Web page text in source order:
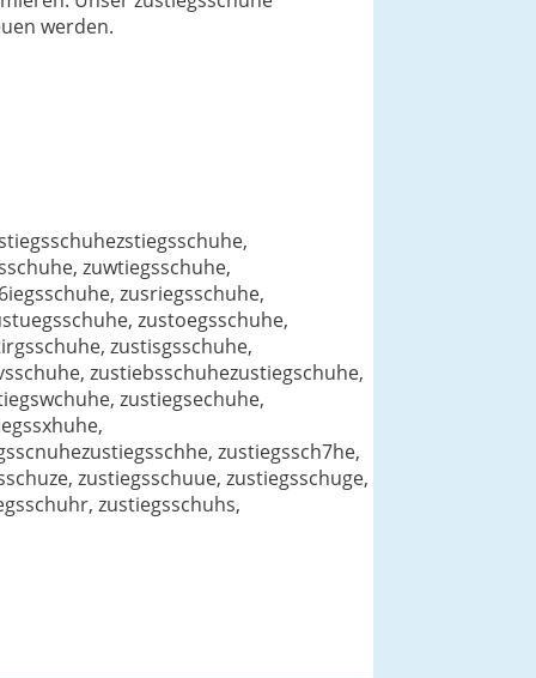
werden.
zuwtiegsschuhe,
zusriegsschuhe,
zustoegsschuhe,
zustisgsschuhe,
zustiebsschuhezustiegschuhe,
zustiegsechuhe,
zustiegssch7he,
zustiegsschuue, zustiegsschuge,
zustiegsschuhs,